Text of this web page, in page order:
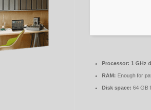
Processor: 1 GHz
RAM: Enough for
Disk space: 64 GB